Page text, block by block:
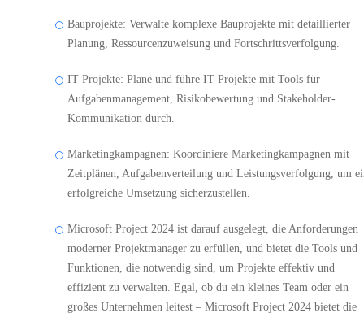
Bauprojekte: Verwalte komplexe Bauprojekte mit detaillierter
Planung, Ressourcenzuweisung und Fortschrittsverfolgung.
IT-Projekte: Plane und führe IT-Projekte mit Tools für
Aufgabenmanagement, Risikobewertung und Stakeholder-
Kommunikation durch.
Marketingkampagnen: Koordiniere Marketingkampagnen mit
Zeitplänen, Aufgabenverteilung und Leistungsverfolgung, um
erfolgreiche Umsetzung sicherzustellen.
Microsoft Project 2024 ist darauf ausgelegt, die Anforderungen
moderner Projektmanager zu erfüllen, und bietet die Tools und
Funktionen, die notwendig sind, um Projekte effektiv und
effizient zu verwalten. Egal, ob du ein kleines Team oder ein
großes Unternehmen leitest – Microsoft Project 2024 bietet die